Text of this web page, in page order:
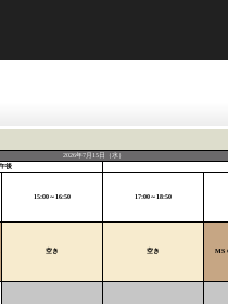
2026年7月15日（水）
午後
15:00～16:50 17:00～18:50
空き 空き MS